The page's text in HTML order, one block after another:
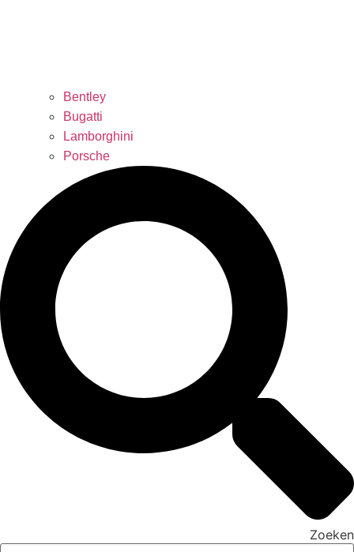
Bentley
Bugatti
Lamborghini
Porsche
Zoeken